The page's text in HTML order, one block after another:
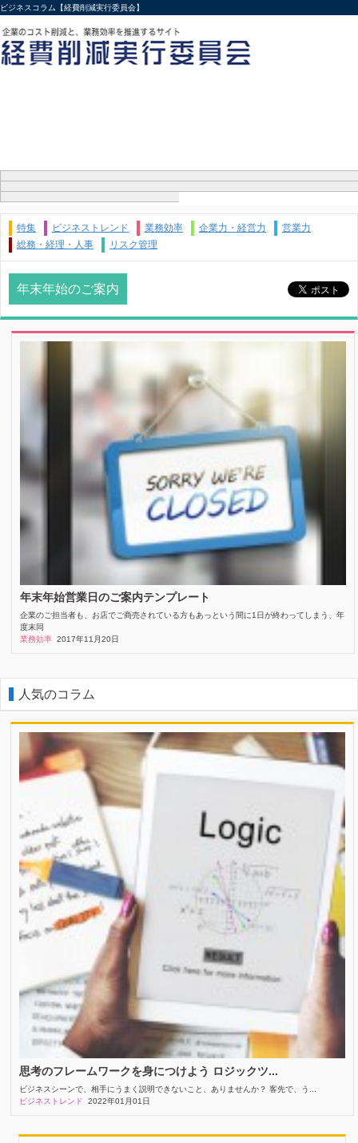
ビジネスコラム【経費削減実行委員会】
特集 ビジネストレンド 業務効率 企業力・経営力
営業力
総務・経理・人事
リスク管理
年末年始のご案内
年末年始営業日のご案内テンプレート
企業のご担当者も、お店でご商売されている方もあっという間に1日が終わってしまう、年
度末同
業務効率 2017年11月20日
人気のコラム
思考のフレームワークを身につけよう ロジックツ...
ビジネスシーンで、相手にうまく説明できないこと、ありませんか？ 客先で、う...
ビジネストレンド
2022年01月01日